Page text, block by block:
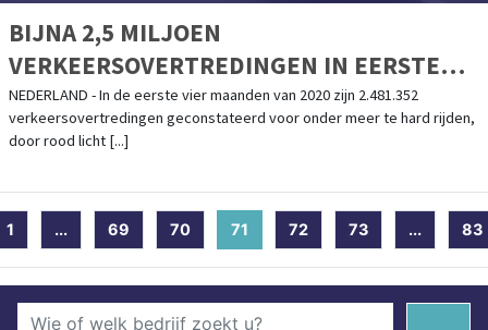
BIJNA 2,5 MILJOEN
VERKEERSOVERTREDINGEN IN EERSTE
VIER MAANDEN 2020
NEDERLAND - In de eerste vier maanden van 2020 zijn 2.481.352
verkeersovertredingen geconstateerd voor onder meer te hard rijden,
door rood licht [...]
1 ... 69 70 71 (current)
72 73 ... 83